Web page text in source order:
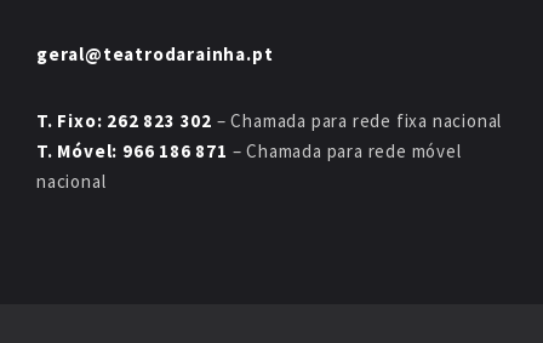
geral@teatrodarainha.pt
T. Fixo: 262 823 302 – Chamada para rede fixa nacional
T. Móvel: 966 186 871 – Chamada para rede móvel
nacional